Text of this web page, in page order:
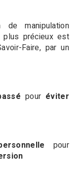
manipulation
plus précieux est
Faire, par un
pour éviter
pour